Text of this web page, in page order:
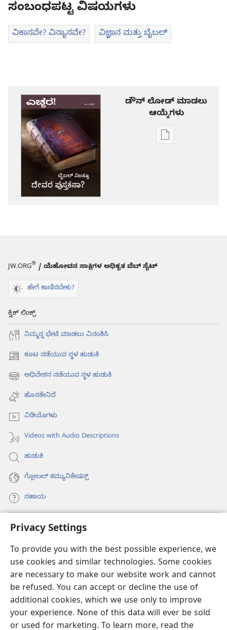
Privacy Settings
To provide you with the best possible experience, we
use cookies and similar technologies. Some cookies
are necessary to make our website work and cannot
be refused. You can accept or decline the use of
additional cookies, which we use only to improve
your experience. None of this data will ever be sold
or used for marketing. To learn more, read the
ಸಂಬಂಧಪಟ್ಟ ವಿಷಯಗಳು
ವಿಕಾಸವೇ? ವಿನ್ಯಾಸವೇ? ವಿಜ್ಞಾನ ಮತ್ತು ಬೈಬಲ್‌
ಡೌನ್ ಲೋಡ್ ಮಾಡಲು
ಆಯ್ಕೆಗಳು
ಪ್ರಕಾಶನ
JW.ORG® / ಯೆಹೋವನ ಸಾಕ್ಷಿಗಳ ಅಧಿಕೃತ ವೆಬ್ ಸೈಟ್
ಹೇಗೆ ಕಾಣಿಸಬೇಕು?
ಕ್ವಿಕ್ ಲಿಂಕ್ಸ್
ನಿಮ್ಮನ್ನ ಭೇಟಿ ಮಾಡಲು ವಿನಂತಿಸಿ
ಕೂಟ ನಡೆಯುವ ಸ್ಥಳ ಹುಡುಕಿ
(opens
new
window)
ಅಧಿವೇಶನ ನಡೆಯುವ ಸ್ಥಳ ಹುಡುಕಿ
(opens
new
window)
ಹೊಸತೇನಿದೆ
ವಿಡಿಯೊಗಳು
Videos with Audio Descriptions
ಹುಡುಕಿ
ಗ್ಲೋಬಲ್‌ ಕಮ್ಯುನಿಕೇಷನ್ಸ್‌
ಸಹಾಯ
ಕಾಣಿಕೆಗಳು
(opens
window)ವಾಚ್‌ಟವರ್‌ ಆನ್‌ಲೈನ್‌ ಲೈಬ್ರರಿ
(opens
new
window)
®
(opens
new
JW ಲೈಬ್ರರಿಆ್ಯಪ್‌